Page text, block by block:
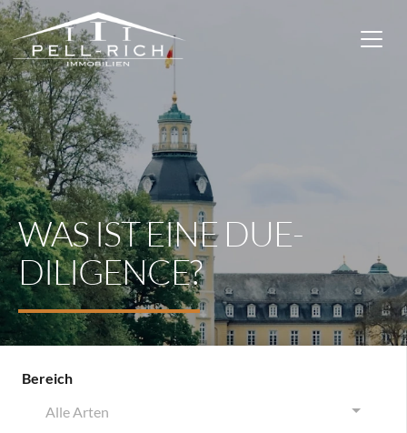
WAS IST EINE DUE-
DILIGENCE?
Bereich
Alle Arten